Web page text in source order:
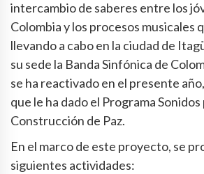
intercambio de saberes entre los
Colombia y los procesos musicales
llevando a cabo en la ciudad de
su sede la Banda Sinfónica de
se ha reactivado en el presente
que le ha dado el Programa Sonidos
Construcción de Paz.
En el marco de este proyecto, se
siguientes actividades: